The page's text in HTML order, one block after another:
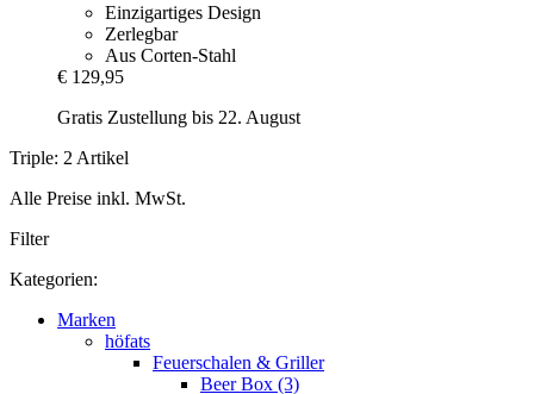
Einzigartiges Design
Zerlegbar
Aus Corten-Stahl
€ 129,95
Gratis Zustellung bis 22. August
Triple: 2 Artikel
Alle Preise inkl. MwSt.
Filter
Kategorien:
Marken
höfats
Feuerschalen & Griller
Beer Box (3)